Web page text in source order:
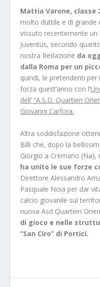
Mattia Varone, classe
molto duttile e di
vissuto recentemente
Juventus, secondo
nostra Redazione da
dalla Roma per un
quindi, le pretendenti
forza quest’anno con l’
dell’ “A.S.D. Quartieri
Giovanni Carfora.
Altra soddisfazione
Billi che, dopo la
Giorgio a Cremano
ha unito le sue forze
Direttore Alessandro
Pasquale Noia per dar
calcio giovanile sul
nuova Asd Quartieri
di gioco e nelle
“San Ciro” di Portici.